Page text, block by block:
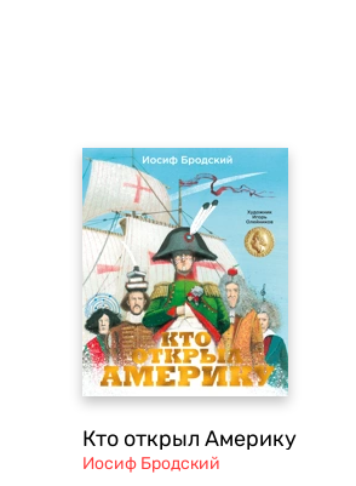
Кто открыл Америку
Иосиф Бродский